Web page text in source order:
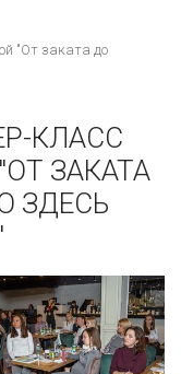
"От заката до
КЛАСС
ЗАКАТА
ЗДЕСЬ